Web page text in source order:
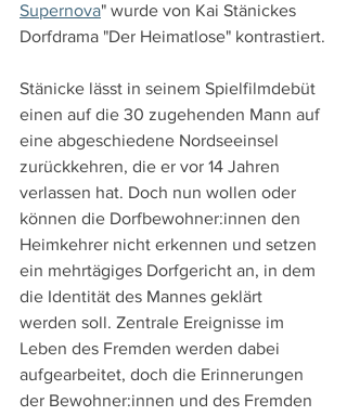
Supernova" wurde von Kai Stänickes
Dorfdrama "Der Heimatlose" kontrastiert.
Stänicke lässt in seinem Spielfilmdebüt
einen auf die 30 zugehenden Mann auf
eine abgeschiedene Nordseeinsel
zurückkehren, die er vor 14 Jahren
verlassen hat. Doch nun wollen oder
können die Dorfbewohner:innen den
Heimkehrer nicht erkennen und setzen
ein mehrtägiges Dorfgericht an, in dem
die Identität des Mannes geklärt
werden soll. Zentrale Ereignisse im
Leben des Fremden werden dabei
aufgearbeitet, doch die Erinnerungen
der Bewohner:innen und des Fremden